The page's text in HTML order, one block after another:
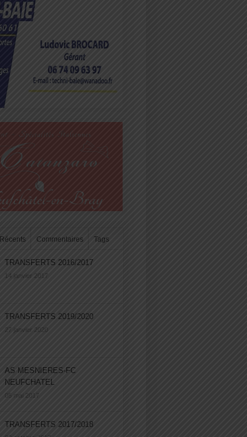
Récents Commentaires Tags
TRANSFERTS 2016/2017
14 janvier 2017
TRANSFERTS 2019/2020
27 janvier 2020
AS MESNIERES-FC
NEUFCHATEL
05 mai 2017
TRANSFERTS 2017/2018